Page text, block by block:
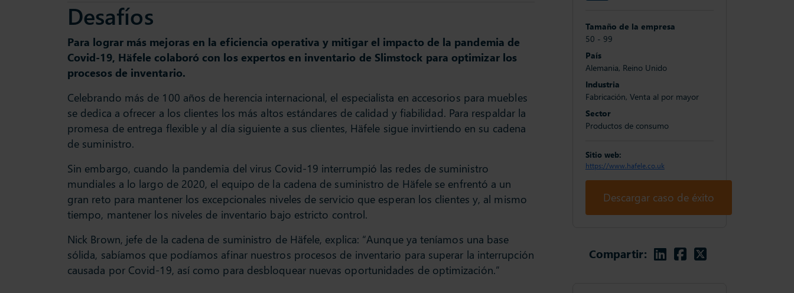
Desafíos
Para lograr más mejoras en la eficiencia operativa y mitigar el impacto de la pandemia de
Covid-19, Häfele colaboró con los expertos en inventario de Slimstock para optimizar los
procesos de inventario.
Celebrando más de 100 años de herencia internacional, el especialista en accesorios para muebles
se dedica a ofrecer a los clientes los más altos estándares de calidad y fiabilidad. Para respaldar la
promesa de entrega flexible y al día siguiente a sus clientes, Häfele sigue invirtiendo en su cadena
de suministro.
Sin embargo, cuando la pandemia del virus Covid-19 interrumpió las redes de suministro
mundiales a lo largo de 2020, el equipo de la cadena de suministro de Häfele se enfrentó a un
gran reto para mantener los excepcionales niveles de servicio que esperan los clientes y, al mismo
tiempo, mantener los niveles de inventario bajo estricto control.
Nick Brown, jefe de la cadena de suministro de Häfele, explica: “Aunque ya teníamos una base
sólida, sabíamos que podíamos afinar nuestros procesos de inventario para superar la interrupción
causada por Covid-19, así como para desbloquear nuevas oportunidades de optimización.”
Tamaño de la empresa
50 - 99
País
Alemania, Reino Unido
Industria
Fabricación, Venta al por mayor
Sector
Productos de consumo
Sitio web:
https://www.hafele.co.uk
Descargar caso de éxito
Compartir: Linkedin
Facebook
Twitter